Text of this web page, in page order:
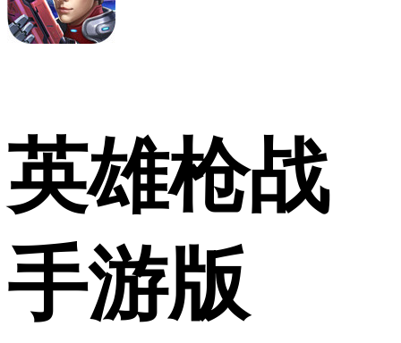
英雄枪战
手游版